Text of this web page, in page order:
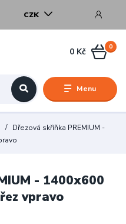
Menu
CZK
0
0 Kč
Dřezová skříňka PREMIUM -
- 1400x600
vpravo